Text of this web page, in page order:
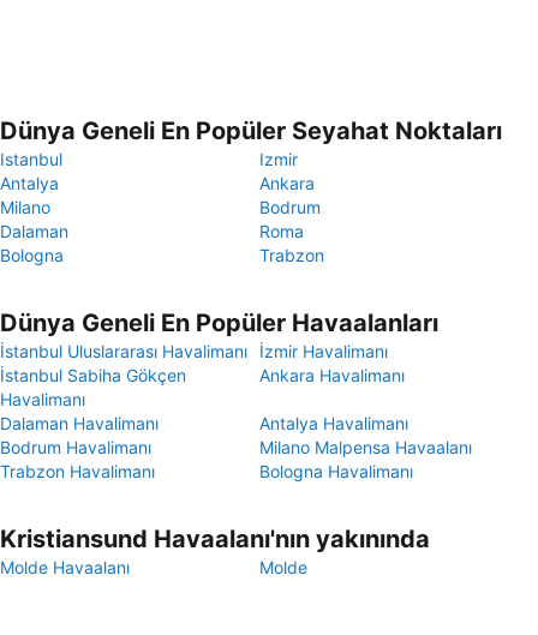
Dünya Geneli En Popüler Seyahat Noktaları
Istanbul
Izmir
Antalya
Ankara
Milano
Bodrum
Dalaman
Roma
Bologna
Trabzon
Dünya Geneli En Popüler Havaalanları
İstanbul Uluslararası Havalimanı
İzmir Havalimanı
İstanbul Sabiha Gökçen
Havalimanı
Ankara Havalimanı
Dalaman Havalimanı
Antalya Havalimanı
Bodrum Havalimanı
Milano Malpensa Havaalanı
Trabzon Havalimanı
Bologna Havalimanı
Kristiansund Havaalanı'nın yakınında
Molde Havaalanı Molde